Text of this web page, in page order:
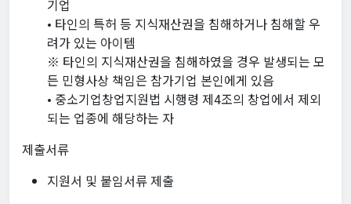
기업
• 타인의 특허 등 지식재산권을 침해하거나 침해할 우
려가 있는 아이템
※ 타인의 지식재산권을 침해하였을 경우 발생되는 모
든 민형사상 책임은 참가기업 본인에게 있음
• 중소기업창업지원법 시행령 제4조의 창업에서 제외
되는 업종에 해당하는 자
제출서류
지원서 및 붙임서류 제출